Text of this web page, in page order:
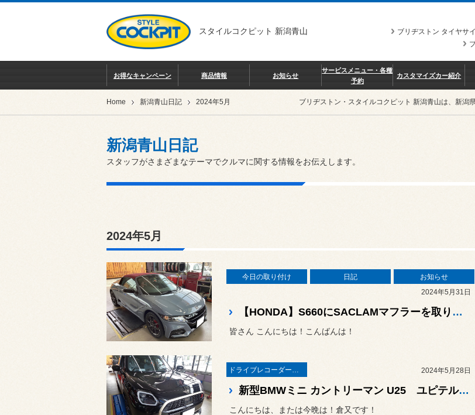
スタイルコクピット 新潟青山
ブリヂストン タイヤサ
お得なキャンペーン 商品情報 お知らせ
サービスメニュー・各種
予約
カスタマイズカー紹介
Home 新潟青山日記 2024年5月 ブリヂストン・スタイルコクピット 新潟青山は、新潟
新潟青山日記
スタッフがさまざまなテーマでクルマに関する情報をお伝えします。
2024年5月
今日の取り付け 日記
お知らせ
2024年5月31日
【HONDA】S660にSACLAMマフラーを取り付け！☆☆イベント開催☆☆ 5/18から初夏の『コクピットカスタマイズフェア』開催中 〜レカロフェア・足回りフェア・ホイールフェア〜
皆さん こんにちは！こんばんは！
ドライブレコーダー・レーダー 2024年5月28日
新型BMWミニ カントリーマン U25 ユピテル前後ドライブレコーダー取付！☆☆イベント開催☆☆ 5/18から初夏の『コクピットカスタマイズフェア』開催中 〜レカロフェア・足回りフェア・ホイールフェア〜
こんにちは、または今晩は！倉又です！